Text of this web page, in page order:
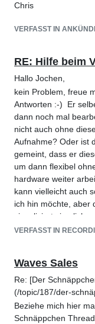
Chris
VERFASST IN
RE: Hilfe beim
Hallo Jochen,
kein Problem, freue
Antworten :-) Er
dann noch mal
nicht auch ohne
Aufnahme? Oder ist
gemeint, dass er
um dann flexibel
hardware weiter
kann vielleicht auch
ich hin möchte, aber
visualisiert ziemlich
vorschwebt...
VERFASST IN
Waves Sales
Re: [Der
(/topic/187/der-
Beziehe mich hier
Schnäppchen